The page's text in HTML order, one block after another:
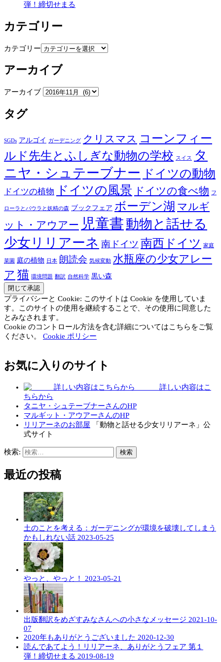
弾！締切せまる
カテゴリー
カテゴリー
アーカイブ
アーカイブ
タグ
SGDs アルゴイ ガーデニング クリスマス コーンフィー
ルド先生とふしぎな動物の学校 スイス
タ
ニヤ・シュテーブナー ドイツの動物
ドイツの植物 ドイツの風景 ドイツの食べ物 フ
ローラとパウラと妖精の森 ブックフェア ボーデン湖 マルギ
ット・アウアー 児童書 動物と話せる
少女リリアーネ 南ドイツ 南西ドイツ 家庭
菜園 庭の植物 日本 朗読会 気候変動 水瓶座の少女アレー
ア 猫 環境問題 翻訳 自然科学 黒い森
プライバシーと Cookie: このサイトは Cookie を使用していま
す。このサイトの使用を継続することで、その使用に同意した
とみなされます。
Cookie のコントロール方法を含む詳細についてはこちらをご覧
ください。 Cookie ポリシー
お気に入りのサイト
詳しい内容はこ
ちらから
タニヤ・シュテーブナーさんのHP
マルギット・アウアーさんのHP
リリアーネのお部屋 「動物と話せる少女リリアーネ」公
式サイト
検索:
最近の投稿
土のことを考える：ガーデニングが環境を破壊してしまう
かもしれない話 2023-05-25
やっと、やっと！ 2023-05-21
出版翻訳をめざすみなさんへの小さなメッセージ 2021-10-
07
2020年もありがとうございました 2020-12-30
読んであてよう！リリアーネ、ありがとうフェア 第１
弾！締切せまる 2019-08-19